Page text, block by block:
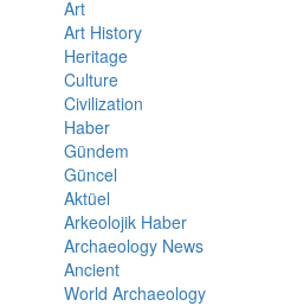
Art
Art History
Heritage
Culture
Civilization
Haber
Gündem
Güncel
Aktüel
Arkeolojik Haber
Archaeology News
Ancient
World Archaeology